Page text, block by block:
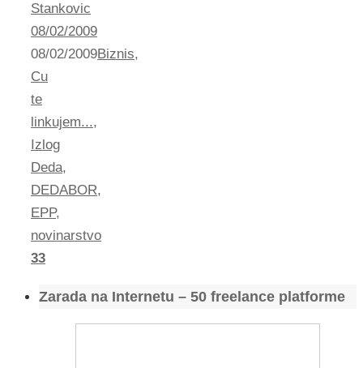
Stankovic
08/02/2009
08/02/2009Biznis,
Cu
te
linkujem...,
Izlog
Deda,
DEDABOR,
EPP,
novinarstvo
33
Zarada na Internetu – 50 freelance platforme